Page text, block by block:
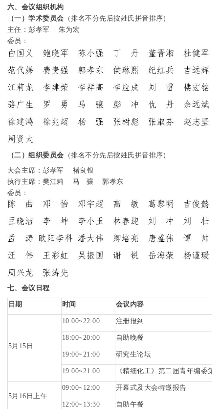
六、会议组织机构
（一）学术委员会 （排名不分先后按姓氏拼音排序）
主任：彭孝军
朱为宏
委员：
（二）组织委员会 （排名不分先后按姓氏拼音排序）
大会主席：彭孝军
褚良银
执行主席：樊江莉
马 骧
郭孝东
委员：
七、 会议日程
日期 时 间 会议内容
5月 15 日
10:00~22:00 注册报到
18:00~20:00 自助晚餐
19:00~21:00 研究生论坛
19:00~21:00 《精细化工》第二届青年编委第
5月 16 日上午
09:00~12:00 开幕式及大会特邀报告
12:00~13:30 自助午餐